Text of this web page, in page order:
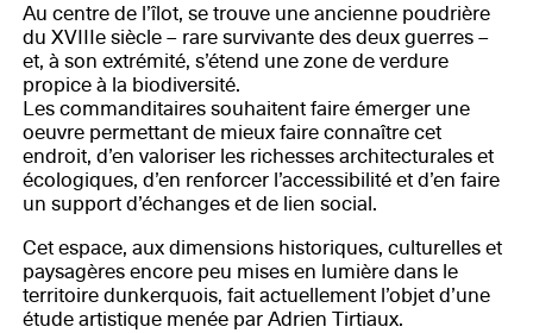
Au centre de l’îlot, se trouve une ancienne poudrière
du XVIIIe siècle – rare survivante des deux guerres –
et, à son extrémité, s’étend une zone de verdure
propice à la biodiversité.
Les commanditaires souhaitent faire émerger une
oeuvre permettant de mieux faire connaître cet
endroit, d’en valoriser les richesses architecturales et
écologiques, d’en renforcer l’accessibilité et d’en faire
un support d’échanges et de lien social.
Cet espace, aux dimensions historiques, culturelles et
paysagères encore peu mises en lumière dans le
territoire dunkerquois, fait actuellement l’objet d’une
étude artistique menée par Adrien Tirtiaux.